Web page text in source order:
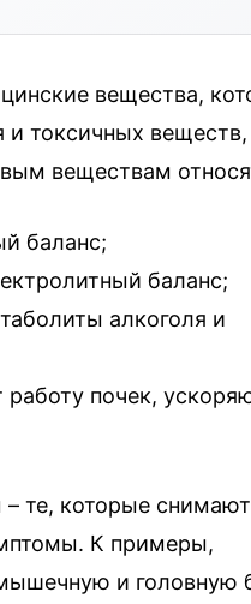
вещества,
и токсичных
веществам
баланс;
баланс;
алкоголя и
почек,
те, которые
К примеры,
и головную